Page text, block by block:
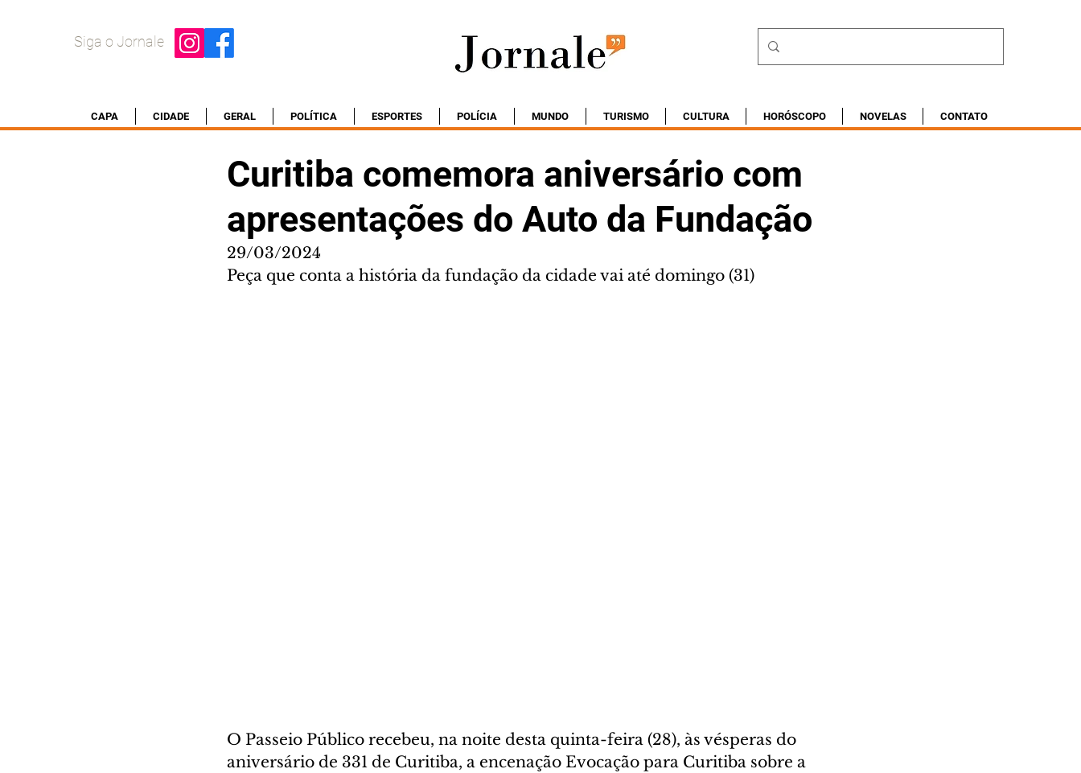
Siga o Jornale
CAPA CIDADE GERAL POLÍTICA ESPORTES POLÍCIA MUNDO TURISMO CULTURA HORÓSCOPO NOVELAS CONTATO
Curitiba comemora aniversário com
apresentações do Auto da Fundação
29/03/2024
Peça que conta a história da fundação da cidade vai até domingo (31)
O Passeio Público recebeu, na noite desta quinta-feira (28), às vésperas do
aniversário de 331 de Curitiba, a encenação Evocação para Curitiba sobre a